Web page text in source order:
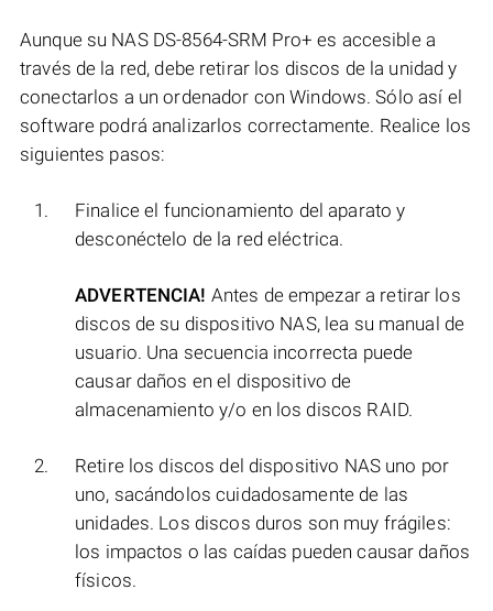
Aunque su NAS DS-8564-SRM Pro+ es accesible a
través de la red, debe retirar los discos de la unidad y
conectarlos a un ordenador con Windows. Sólo así el
software podrá analizarlos correctamente. Realice los
siguientes pasos:
Finalice el funcionamiento del aparato y
desconéctelo de la red eléctrica.
ADVERTENCIA! Antes de empezar a retirar los
discos de su dispositivo NAS, lea su manual de
usuario. Una secuencia incorrecta puede
causar daños en el dispositivo de
almacenamiento y/o en los discos RAID.
Retire los discos del dispositivo NAS uno por
uno, sacándolos cuidadosamente de las
unidades. Los discos duros son muy frágiles:
los impactos o las caídas pueden causar daños
físicos.